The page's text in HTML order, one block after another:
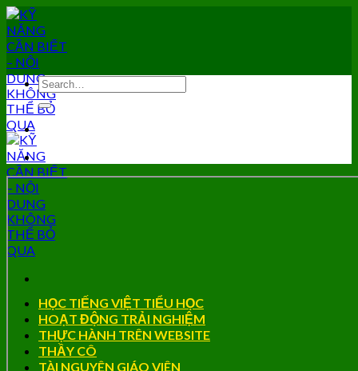
Skip
to
content
HỌC TIẾNG VIỆT TIỂU HỌC
HOẠT ĐỘNG TRẢI NGHIỆM
THỰC HÀNH TRÊN WEBSITE
THẦY CÔ
TÀI NGUYÊN GIÁO VIÊN